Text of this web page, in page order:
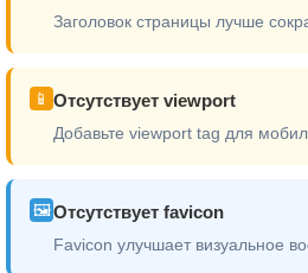
Заголовок страницы лучше
📱 Отсутствует viewport
Добавьте viewport tag для
🖼️Отсутствует favicon
Favicon улучшает визуальное